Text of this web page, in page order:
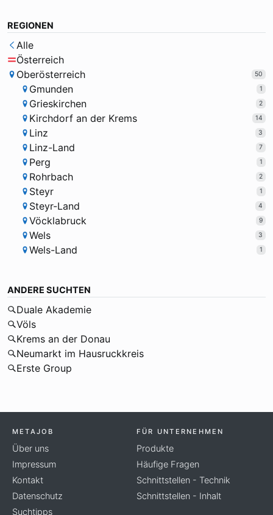
REGIONEN
Alle
Österreich
Oberösterreich
50
Gmunden 1
Grieskirchen 2
Kirchdorf an der Krems 14
Linz 3
Linz-Land 7
Perg 1
Rohrbach 2
Steyr 1
Steyr-Land 4
Vöcklabruck 9
Wels 3
Wels-Land 1
ANDERE SUCHTEN
Duale Akademie
Völs
Krems an der Donau
Neumarkt im Hausruckkreis
Erste Group
METAJOB
Über uns
Impressum
Kontakt
Datenschutz
Suchtipps
FÜR UNTERNEHMEN
Produkte
Häufige Fragen
Schnittstellen - Technik
Schnittstellen - Inhalt